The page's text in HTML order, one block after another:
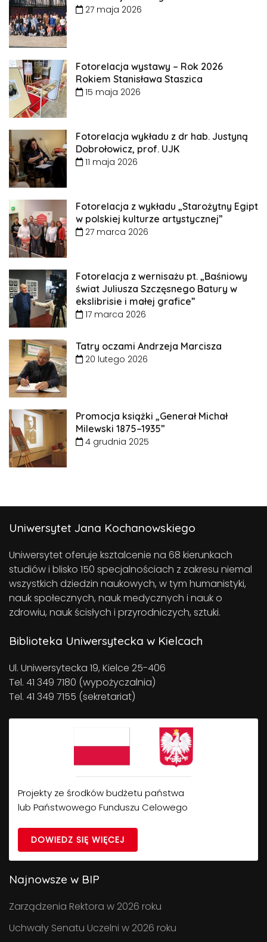
27 maja 2026
Fotorelacja wystawy – Rok 2026
Rokiem Stanisława Staszica
15 maja 2026
Fotorelacja wykładu z dr hab. Justyną
Dobrołowicz, prof. UJK
11 maja 2026
Fotorelacja z wykładu „Starożytny Egipt
w polskiej kulturze artystycznej”
27 marca 2026
Fotorelacja z wernisażu pt. „Baśniowy
świat Juliusza Szczęsnego Batury w
ekslibrisie i małej grafice”
17 marca 2026
Tatry oczami Andrzeja Marcisza
20 lutego 2026
Promocja książki „Generał Michał
Milewski 1875–1935”
4 grudnia 2025
Uniwersytet Jana Kochanowskiego
Uniwersytet oferuje ksztalcenie na 68 kierunkach
studiów i blisko 150 specjalnościach z zakresu niemal
wszystkich dziedzin naukowych, w tym humanistyki,
nauk społecznych, nauk medycznych i nauk o
zdrowiu, nauk ścisłych i przyrodniczych, sztuki.
Biblioteka Uniwersytecka w Kielcach
Ul. Uniwersytecka 19, Kielce 25-406
Tel. 41 349 7180 (wypożyczalnia)
Tel. 41 349 7155 (sekretariat)
Projekty ze środków budżetu państwa
lub Państwowego Funduszu Celowego
DOWIEDZ SIĘ WIĘCEJ
Najnowsze w BIP
Zarządzenia Rektora w 2026 roku
Uchwały Senatu Uczelni w 2026 roku